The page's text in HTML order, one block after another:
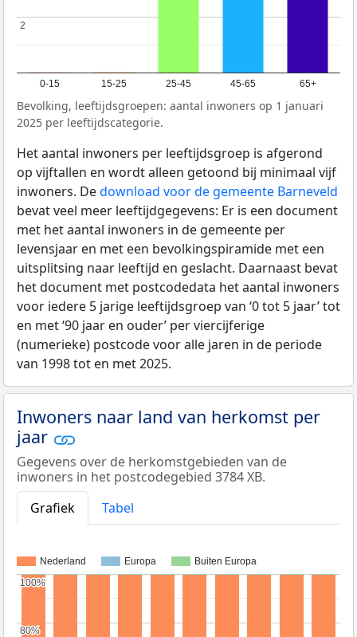
0-15 15-25 25-45 45-65 65+
2
2
Bevolking, leeftijdsgroepen: aantal inwoners op 1 januari
2025 per leeftijdscategorie.
Het aantal inwoners per leeftijdsgroep is afgerond
op vijftallen en wordt alleen getoond bij minimaal vijf
inwoners. Dedownload voor de gemeente Barneveld
bevat veel meer leeftijdgegevens: Er is een document
met het aantal inwoners in de gemeente per
levensjaar en met een bevolkingspiramide met een
uitsplitsing naar leeftijd en geslacht. Daarnaast bevat
het document met postcodedata het aantal inwoners
voor iedere 5 jarige leeftijdsgroep van ‘0 tot 5 jaar’ tot
en met ‘90 jaar en ouder’ per viercijferige
(numerieke) postcode voor alle jaren in de periode
van 1998 tot en met 2025.
Inwoners naar land van herkomst per
jaar
Gegevens over de herkomstgebieden van de
inwoners in het postcodegebied 3784 XB.
Grafiek
Tabel
Nederland Europa Buiten Europa
80%
80%
100%
100%